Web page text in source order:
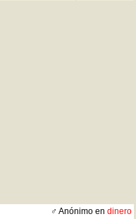
♂ Anónimo en dinero